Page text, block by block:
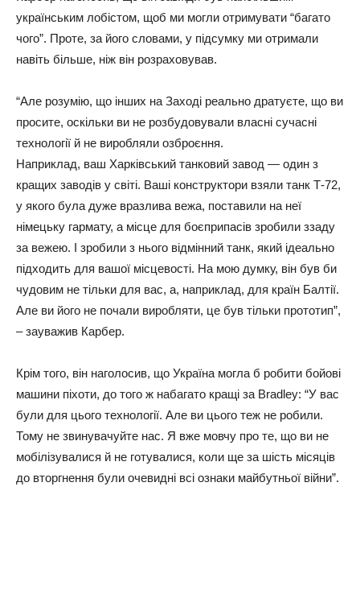
українським лобістом, щоб ми могли отримувати “багато
чого”. Проте, за його словами, у підсумку ми отримали
навіть більше, ніж він розраховував.
“Але розумію, що інших на Заході реально дратуєте, що ви
просите, оскільки ви не розбудовували власні сучасні
технології й не виробляли озброєння.
Наприклад, ваш Харківський танковий завод — один з
кращих заводів у світі. Ваші конструктори взяли танк Т-72,
у якого була дуже вразлива вежа, поставили на неї
німецьку гармату, а місце для боєприпасів зробили ззаду
за вежею. І зробили з нього відмінний танк, який ідеально
підходить для вашої місцевості. На мою думку, він був би
чудовим не тільки для вас, а, наприклад, для країн Балтії.
Але ви його не почали виробляти, це був тільки прототип”,
– зауважив Карбер.
Крім того, він наголосив, що Україна могла б робити бойові
машини піхоти, до того ж набагато кращі за Bradley: “У вас
були для цього технології. Але ви цього теж не робили.
Тому не звинувачуйте нас. Я вже мовчу про те, що ви не
мобілізувалися й не готувалися, коли ще за шість місяців
до вторгнення були очевидні всі ознаки майбутньої війни”.